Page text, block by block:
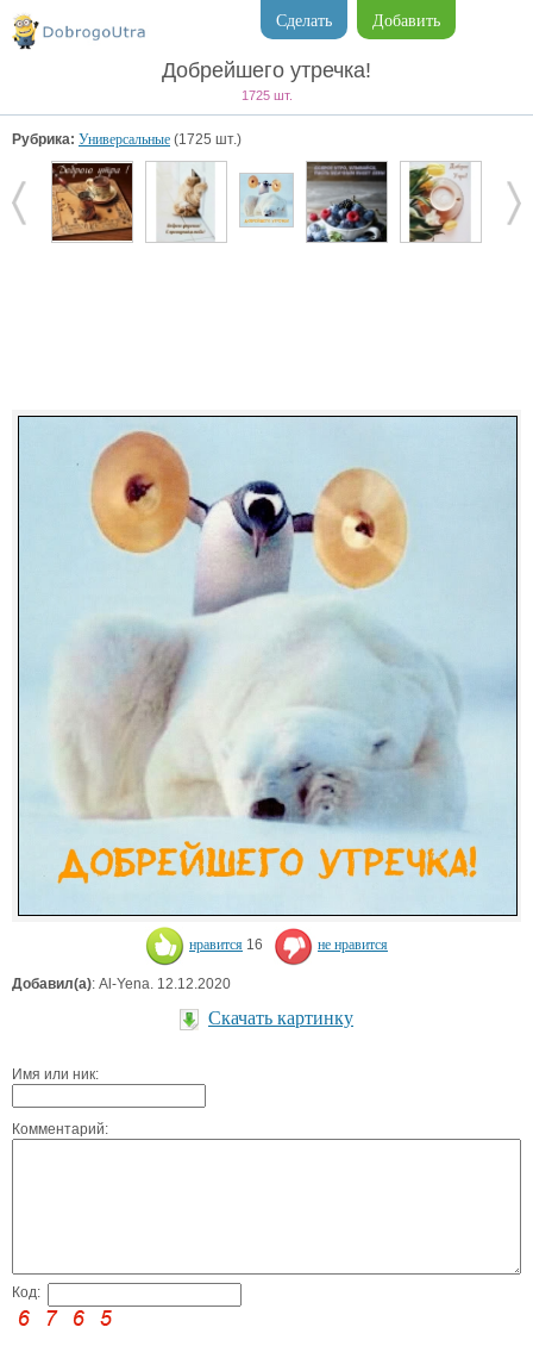
Добавить
Сделать
Добрейшего утречка!
1725 шт.
Рубрика: Универсальные (1725 шт.)
нравится 16 не нравится
Добавил(а): Al-Yena. 12.12.2020
Скачать картинку
Имя или ник:
Комментарий:
Код: